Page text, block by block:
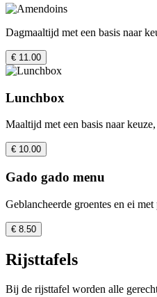
Dagmaaltijd met een basis naar
€ 11.00
Lunchbox
Maaltijd met een basis naar
€ 10.00
Gado gado menu
Geblancheerde groentes en ei
€ 8.50
Rijsttafels
Bij de rijsttafel worden alle